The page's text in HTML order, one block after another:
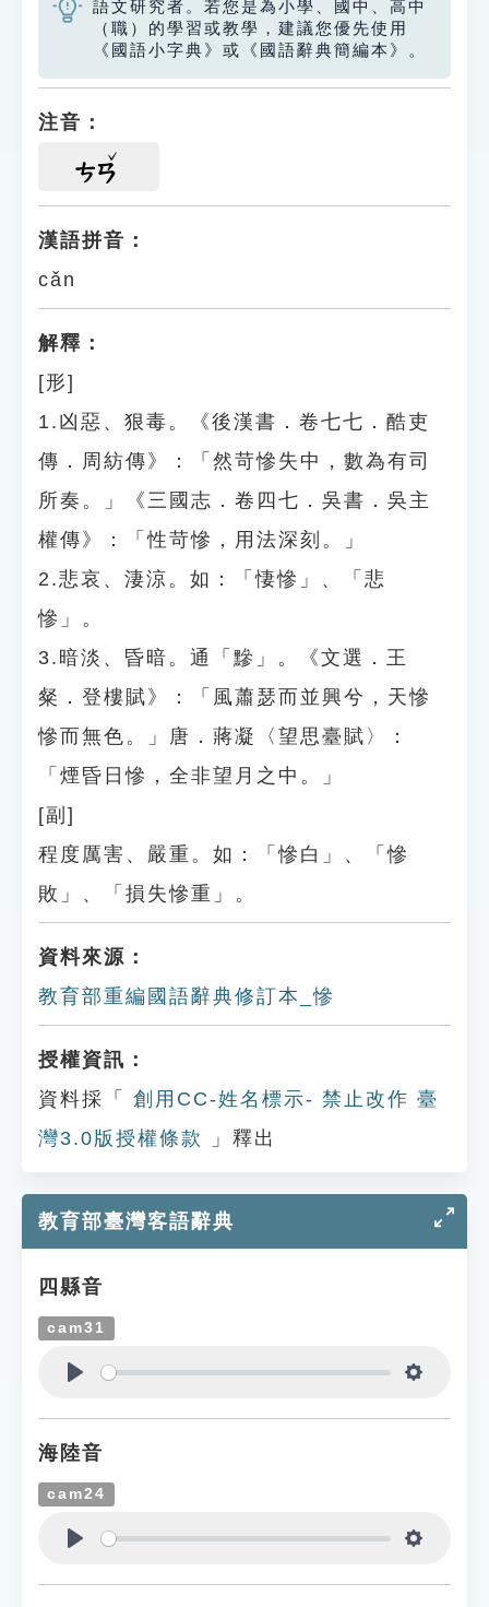
語文研究者。若您是為小學、國中、高中
（職）的學習或教學，建議您優先使用
《國語小字典》或《國語辭典簡編本》。
注音：
ㄘㄢ
漢語拼音：
cǎn
解釋：
[形]
1.凶惡、狠毒。《後漢書．卷七七．酷吏
傳．周紡傳》：「然苛慘失中，數為有司
所奏。」《三國志．卷四七．吳書．吳主
權傳》：「性苛慘，用法深刻。」
2.悲哀、淒涼。如：「悽慘」、「悲
慘」。
3.暗淡、昏暗。通「黲」。《文選．王
粲．登樓賦》：「風蕭瑟而並興兮，天慘
慘而無色。」唐．蔣凝〈望思臺賦〉：
「煙昏日慘，全非望月之中。」
[副]
程度厲害、嚴重。如：「慘白」、「慘
敗」、「損失慘重」。
資料來源：
教育部重編國語辭典修訂本_慘
授權資訊：
資料採「
創用CC-姓名標示- 禁止改作 臺
灣3.0版授權條款
」釋出
教育部臺灣客語辭典
四縣音
cam31
海陸音
cam24